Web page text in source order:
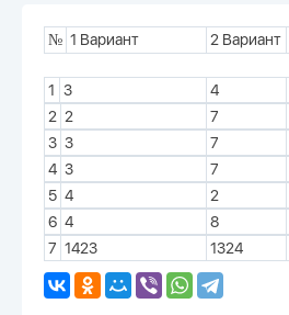
№ 1 Вариант 2 Вариант
1 3 4
2 2 7
3 3 7
4 3 7
5 4 2
6 4 8
7 1423 1324